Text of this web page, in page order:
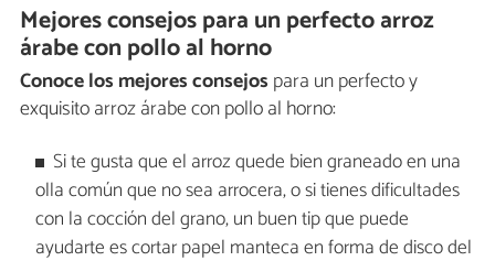
Mejores consejos para un perfecto arroz
árabe con pollo al horno
Conoce los mejores consejos para un perfecto y
exquisito arroz árabe con pollo al horno:
Si te gusta que el arroz quede bien graneado en una
olla común que no sea arrocera, o si tienes dificultades
con la cocción del grano, un buen tip que puede
ayudarte es cortar papel manteca en forma de disco del